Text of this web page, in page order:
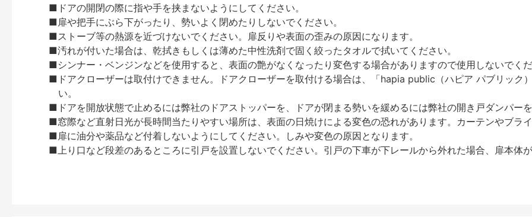
■ドアの開閉の際に指や手を挟まないようにしてください。
■扉や把手にぶら下がったり、勢いよく閉めたりしないでください。
■ストーブ等の熱源を近づけないでください。扉反りや表面の歪みの原因になります。
■汚れが付いた場合は、乾拭きもしくは薄めた中性洗剤で固く絞ったタオルで拭いてください。
■シンナー・ベンジンなどを使用すると、表面の艶がなくなったり変色する場合がありますので使用しないでく
■ドアクローザーは取付けできません。ドアクローザーを取付ける場合は、「hapia public（ハピア パブリック
い。
■ドアを開放状態で止めるには弊社のドアストッパーを、ドアが閉まる勢いを緩めるには弊社の開き戸ダンパー
■窓際など直射日光が長時間当たりやすい場所は、表面の日焼けによる変色の恐れがあります。カーテンやブラ
■扉に油分や薬品など付着しないようにしてください。しみや変色の原因となります。
■上り口など段差のあるところに引戸を設置しないでください。引戸の下車が下レールから外れた場合、扉本体